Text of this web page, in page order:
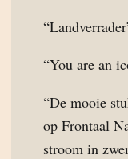
“You are an
“De mooie
op Frontaal
stroom in